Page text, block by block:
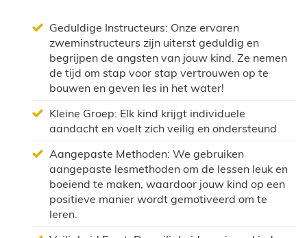
Geduldige Instructeurs: Onze ervaren
zweminstructeurs zijn uiterst geduldig en
begrijpen de angsten van jouw kind. Ze nemen
de tijd om stap voor stap vertrouwen op te
bouwen en geven les in het water!
Kleine Groep: Elk kind krijgt individuele
aandacht en voelt zich veilig en ondersteund
Aangepaste Methoden: We gebruiken
aangepaste lesmethoden om de lessen leuk en
boeiend te maken, waardoor jouw kind op een
positieve manier wordt gemotiveerd om te
leren.